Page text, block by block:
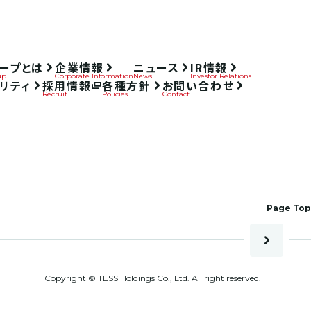
プとは 企業情報
Corporate Information
ニュース
News
IR情報
Investor Relations
ティ 採用情報
Recruit
各種方針
Policies
お問い合わせ
Contact
Page Top
Copyright © TESS Holdings Co., Ltd. All right reserved.